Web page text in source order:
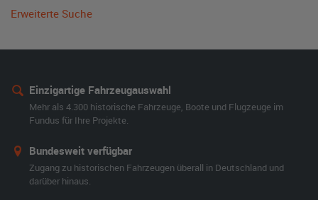
Erweiterte Suche
Einzigartige Fahrzeugauswahl
Mehr als 4.300 historische Fahrzeuge, Boote und Flugzeuge im
Fundus für Ihre Projekte.
Bundesweit verfügbar
Zugang zu historischen Fahrzeugen überall in Deutschland und
darüber hinaus.